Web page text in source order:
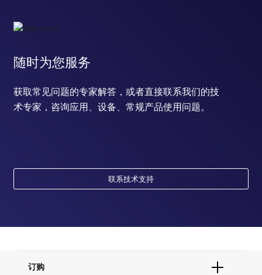
随时为您服务
获取常见问题的专家解答，或者直接联系我们的技
术专家，咨询应用、设备、常规产品使用问题。
联系技术支持
订购